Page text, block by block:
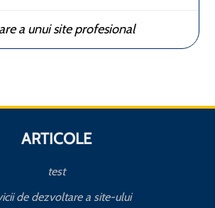
a unui site profesional
ARTICOLE
test
de dezvoltare a site-ului